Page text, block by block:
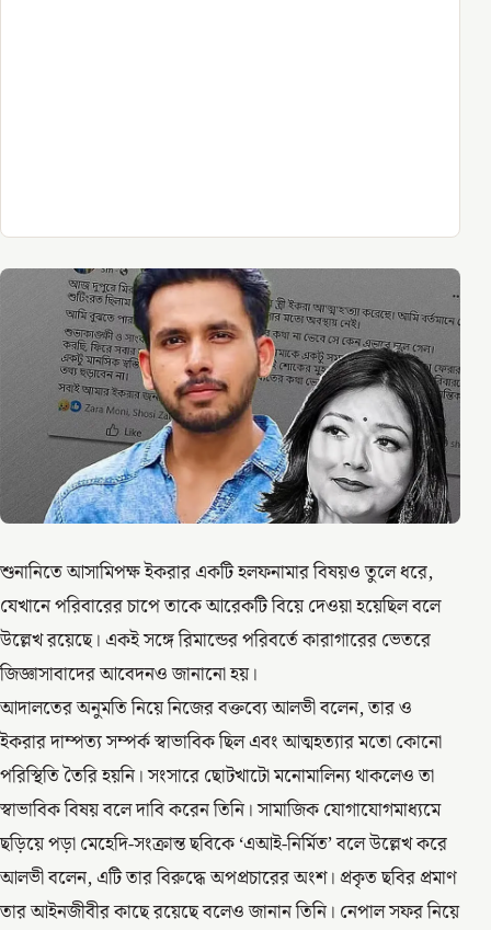
শুনানিতে আসামিপক্ষ ইকরার একটি হলফনামার বিষয়ও তুলে ধরে,
যেখানে পরিবারের চাপে তাকে আরেকটি বিয়ে দেওয়া হয়েছিল বলে
উল্লেখ রয়েছে। একই সঙ্গে রিমান্ডের পরিবর্তে কারাগারের ভেতরে
জিজ্ঞাসাবাদের আবেদনও জানানো হয়।
আদালতের অনুমতি নিয়ে নিজের বক্তব্যে আলভী বলেন, তার ও
ইকরার দাম্পত্য সম্পর্ক স্বাভাবিক ছিল এবং আত্মহত্যার মতো কোনো
পরিস্থিতি তৈরি হয়নি। সংসারে ছোটখাটো মনোমালিন্য থাকলেও তা
স্বাভাবিক বিষয় বলে দাবি করেন তিনি। সামাজিক যোগাযোগমাধ্যমে
ছড়িয়ে পড়া মেহেদি-সংক্রান্ত ছবিকে ‘এআই-নির্মিত’ বলে উল্লেখ করে
আলভী বলেন, এটি তার বিরুদ্ধে অপপ্রচারের অংশ। প্রকৃত ছবির প্রমাণ
তার আইনজীবীর কাছে রয়েছে বলেও জানান তিনি। নেপাল সফর নিয়ে